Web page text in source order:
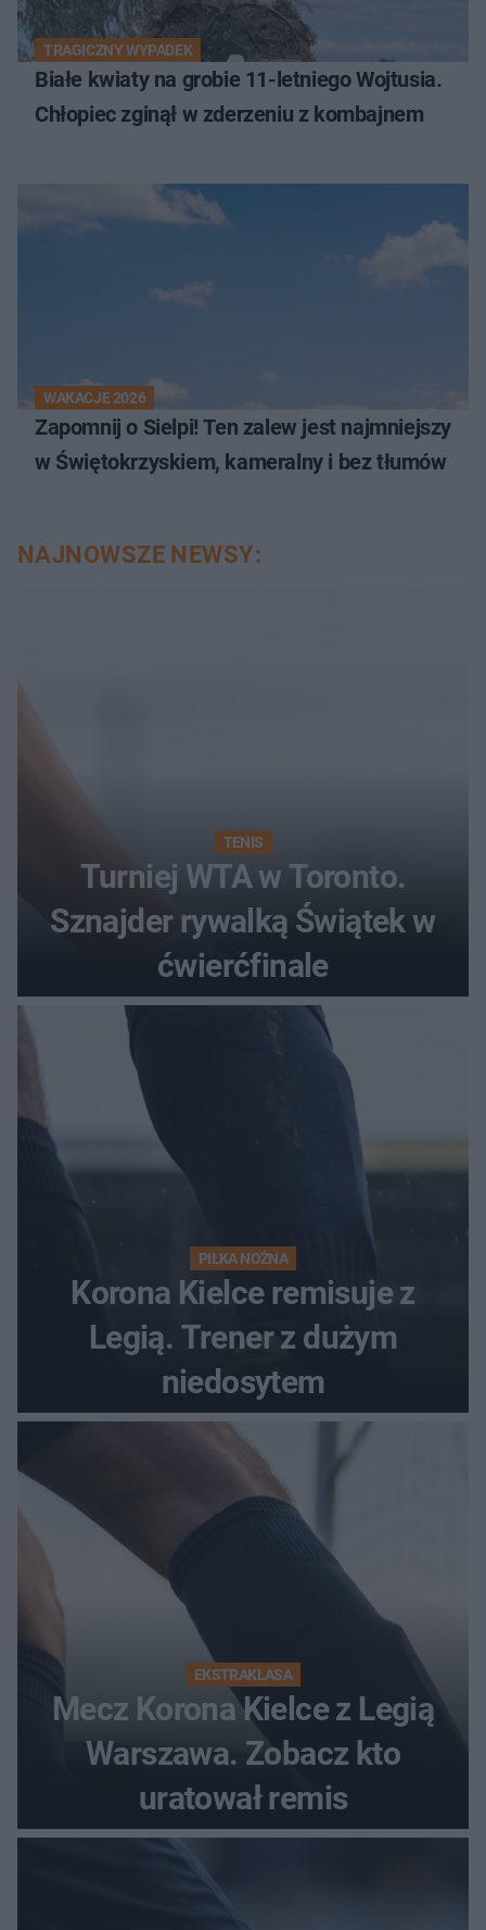
TRAGICZNY WYPADEK
Białe kwiaty na grobie 11-letniego Wojtusia.
Chłopiec zginął w zderzeniu z kombajnem
WAKACJE 2026
Zapomnij o Sielpi! Ten zalew jest najmniejszy
w Świętokrzyskiem, kameralny i bez tłumów
NAJNOWSZE NEWSY:
TENIS
Turniej WTA w Toronto.
Sznajder rywalką Świątek w
ćwierćfinale
PIŁKA NOŻNA
Korona Kielce remisuje z
Legią. Trener z dużym
niedosytem
EKSTRAKLASA
Mecz Korona Kielce z Legią
Warszawa. Zobacz kto
uratował remis